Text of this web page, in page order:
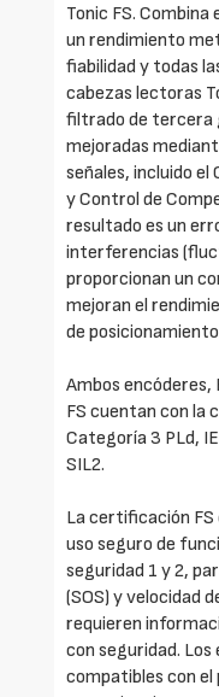
Tonic FS.
un rendimiento
fiabilidad y todas
cabezas lectoras
filtrado de tercera
mejoradas
señales, incluido
y Control de
resultado es un
interferencias
proporcionan un
mejoran el
de
Ambos encóderes,
FS cuentan con la
Categoría 3 PLd,
SIL2.
La certificación
uso seguro de
seguridad 1 y 2,
(SOS) y velocidad
requieren
con seguridad. Los
compatibles con